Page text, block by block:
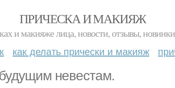
ПРИЧЕСКА И МАКИЯЖ
и макияже лица, новости, отзывы,
как делать прически и макияж
невестам.